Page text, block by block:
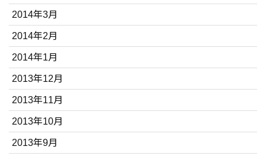
2014年3月
2014年2月
2014年1月
2013年12月
2013年11月
2013年10月
2013年9月